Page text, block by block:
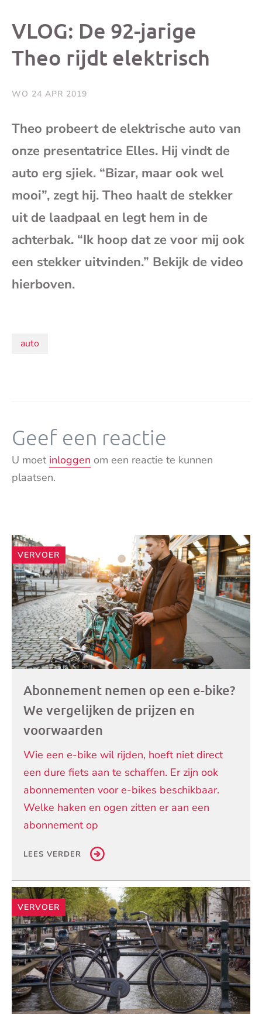
bericht bericht
e-
VLOG: De 92-jarige
Theo rijdt elektrisch
WO 24 APR 2019
Theo probeert de elektrische auto van
onze presentatrice Elles. Hij vindt de
auto erg sjiek. “Bizar, maar ook wel
mooi”, zegt hij. Theo haalt de stekker
uit de laadpaal en legt hem in de
achterbak. “Ik hoop dat ze voor mij ook
een stekker uitvinden.” Bekijk de video
hierboven.
Onderwerpen:
auto
Geef een reactie
U moet inloggen om een reactie te kunnen
plaatsen.
Andere
artikelen
VERVOER
Abonnement nemen op een e-bike?
We vergelijken de prijzen en
voorwaarden
Wie een e-bike wil rijden, hoeft niet direct
een dure fiets aan te schaffen. Er zijn ook
abonnementen voor e-bikes beschikbaar.
Welke haken en ogen zitten er aan een
abonnement op
LEES VERDER
VERVOER